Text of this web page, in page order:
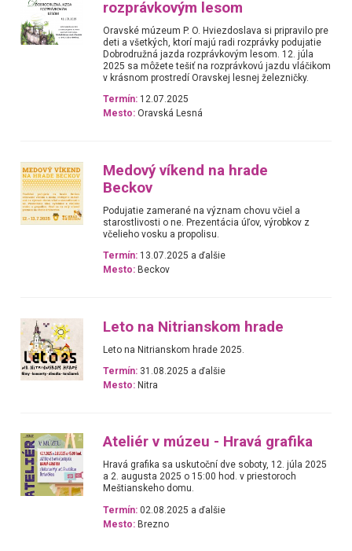
rozprávkovým lesom
Oravské múzeum P. O. Hviezdoslava si pripravilo pre
deti a všetkých, ktorí majú radi rozprávky podujatie
Dobrodružná jazda rozprávkovým lesom. 12. júla
2025 sa môžete tešiť na rozprávkovú jazdu vláčikom
v krásnom prostredí Oravskej lesnej železničky.
Termín: 12.07.2025
Mesto: Oravská Lesná
Medový víkend na hrade
Beckov
Podujatie zamerané na význam chovu včiel a
starostlivosti o ne. Prezentácia úľov, výrobkov z
včelieho vosku a propolisu.
Termín: 13.07.2025 a ďalšie
Mesto: Beckov
Leto na Nitrianskom hrade
Leto na Nitrianskom hrade 2025.
Termín: 31.08.2025 a ďalšie
Mesto: Nitra
Ateliér v múzeu - Hravá grafika
Hravá grafika sa uskutoční dve soboty, 12. júla 2025
a 2. augusta 2025 o 15:00 hod. v priestoroch
Meštianskeho domu.
Termín: 02.08.2025 a ďalšie
Mesto: Brezno